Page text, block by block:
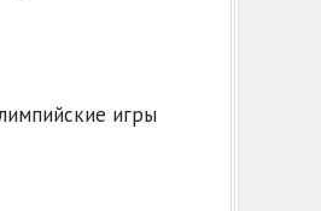
игры